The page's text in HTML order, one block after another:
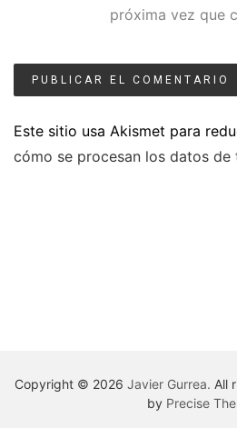
próxima vez que
Este sitio usa Akismet para
cómo se procesan los datos de
Copyright © 2026 Javier Gurrea. All
by Precise